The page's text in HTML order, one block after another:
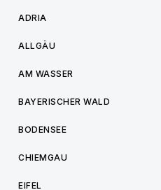
ADRIA
ALLGÄU
AM WASSER
BAYERISCHER WALD
BODENSEE
CHIEMGAU
EIFEL